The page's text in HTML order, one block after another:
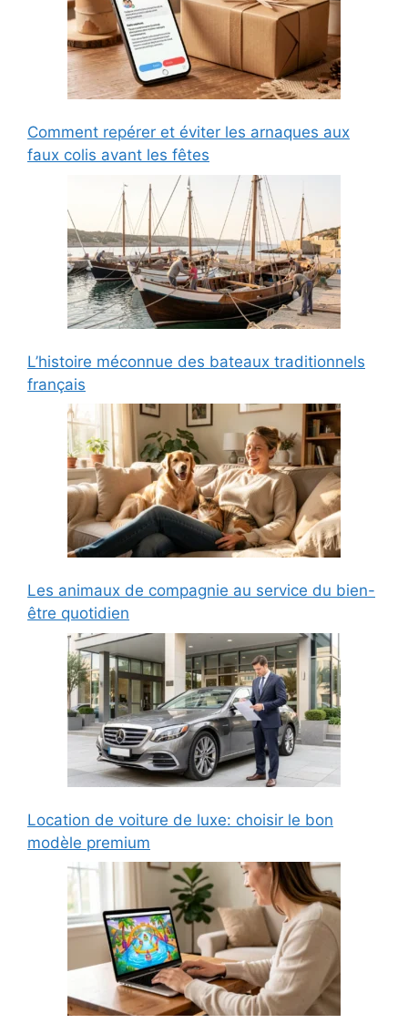
Comment repérer et éviter les arnaques aux
faux colis avant les fêtes
L’histoire méconnue des bateaux traditionnels
français
Les animaux de compagnie au service du bien-
être quotidien
Location de voiture de luxe: choisir le bon
modèle premium